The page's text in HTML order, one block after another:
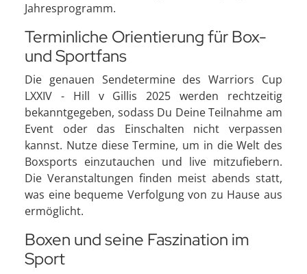
Jahresprogramm.
Terminliche Orientierung für Box-
und Sportfans
Die genauen Sendetermine des Warriors Cup
LXXIV - Hill v Gillis 2025 werden rechtzeitig
bekanntgegeben, sodass Du Deine Teilnahme am
Event oder das Einschalten nicht verpassen
kannst. Nutze diese Termine, um in die Welt des
Boxsports einzutauchen und live mitzufiebern.
Die Veranstaltungen finden meist abends statt,
was eine bequeme Verfolgung von zu Hause aus
ermöglicht.
Boxen und seine Faszination im
Sport